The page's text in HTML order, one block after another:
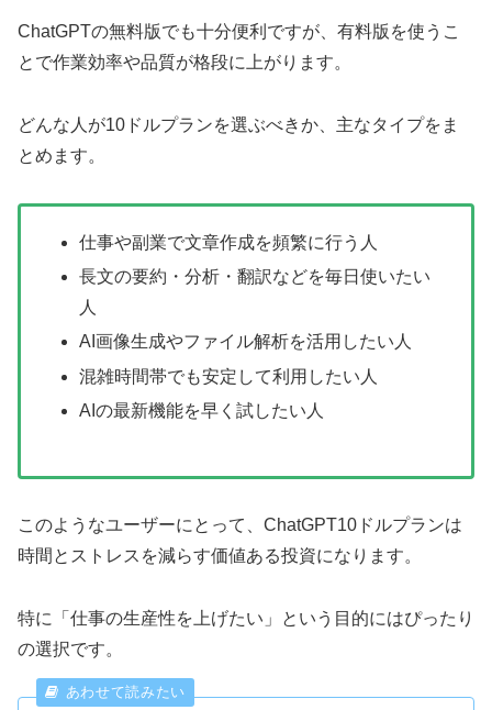
ChatGPTの無料版でも十分便利ですが、有料版を使うこ
とで作業効率や品質が格段に上がります。
どんな人が10ドルプランを選ぶべきか、主なタイプをま
とめます。
仕事や副業で文章作成を頻繁に行う人
長文の要約・分析・翻訳などを毎日使いたい
人
AI画像生成やファイル解析を活用したい人
混雑時間帯でも安定して利用したい人
AIの最新機能を早く試したい人
このようなユーザーにとって、ChatGPT10ドルプランは
時間とストレスを減らす価値ある投資になります。
特に「仕事の生産性を上げたい」という目的にはぴったり
の選択です。